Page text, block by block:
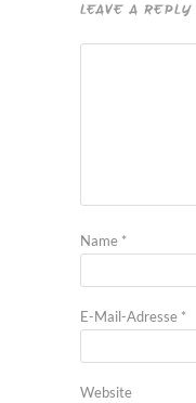
LEAVE A REPLY
Name *
E-Mail-Adresse *
Website